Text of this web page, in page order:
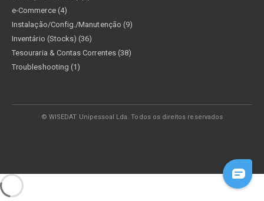
e-Commerce (4)
Instalação/Config./Manutenção (9)
Inventário (Stocks) (36)
Tesouraria & Contas Correntes (38)
Troubleshooting (1)
© WISEDAT Unipessoal Lda. Todos os direitos reservados